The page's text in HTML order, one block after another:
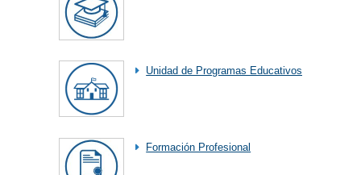
Unidad de Programas Educativos
Formación Profesional